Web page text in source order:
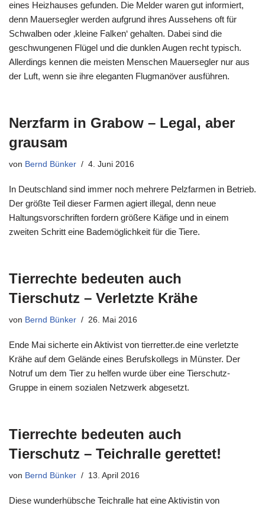
eines Heizhauses gefunden. Die Melder waren gut informiert,
denn Mauersegler werden aufgrund ihres Aussehens oft für
Schwalben oder ‚kleine Falken‘ gehalten. Dabei sind die
geschwungenen Flügel und die dunklen Augen recht typisch.
Allerdings kennen die meisten Menschen Mauersegler nur aus
der Luft, wenn sie ihre eleganten Flugmanöver ausführen.
Nerzfarm in Grabow – Legal, aber
grausam
von Bernd Bünker 4. Juni 2016
In Deutschland sind immer noch mehrere Pelzfarmen in Betrieb.
Der größte Teil dieser Farmen agiert illegal, denn neue
Haltungsvorschriften fordern größere Käfige und in einem
zweiten Schritt eine Bademöglichkeit für die Tiere.
Tierrechte bedeuten auch
Tierschutz – Verletzte Krähe
von Bernd Bünker 26. Mai 2016
Ende Mai sicherte ein Aktivist von tierretter.de eine verletzte
Krähe auf dem Gelände eines Berufskollegs in Münster. Der
Notruf um dem Tier zu helfen wurde über eine Tierschutz-
Gruppe in einem sozialen Netzwerk abgesetzt.
Tierrechte bedeuten auch
Tierschutz – Teichralle gerettet!
von Bernd Bünker 13. April 2016
Diese wunderhübsche Teichralle hat eine Aktivistin von